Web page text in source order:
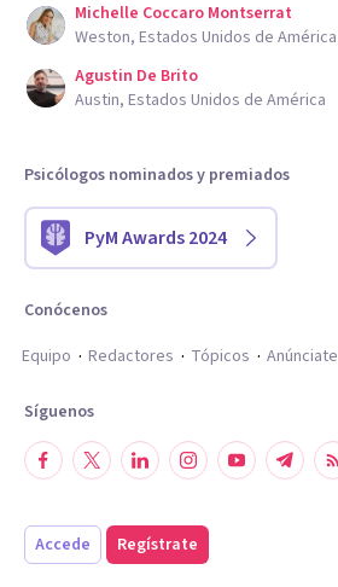
Michelle Coccaro Montserrat
Weston, Estados Unidos de América
Agustin De Brito
Austin, Estados Unidos de América
Psicólogos nominados y premiados
PyM Awards 2024
Conócenos
Equipo
Redactores Tópicos Anúnciate
Síguenos
Accede Regístrate